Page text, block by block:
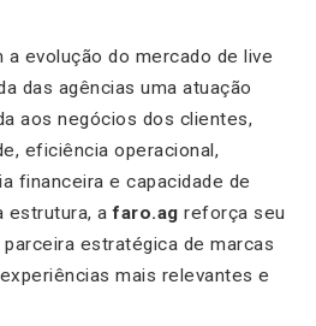
evolução do mercado de live
das agências uma atuação
aos negócios dos clientes,
eficiência operacional,
financeira e capacidade de
estrutura, afaro.ag reforça seu
estratégica de marcas
mais relevantes e